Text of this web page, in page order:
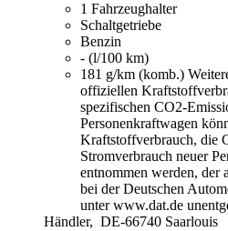
1 Fahrzeughalter
Schaltgetriebe
Benzin
- (l/100 km)
181 g/km (komb.)
offiziellen
spezifischen CO2-
Personenkraftwagen
Kraftstoffverbrauch, die
Stromverbrauch neuer
entnommen werden, der
bei der Deutschen
unter www.dat.de
Händler, DE-66740 Saarlouis